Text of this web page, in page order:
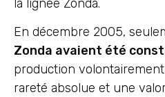
la lignée Zonda.
En décembre 2005,
Zonda avaient été
production
rareté absolue et une